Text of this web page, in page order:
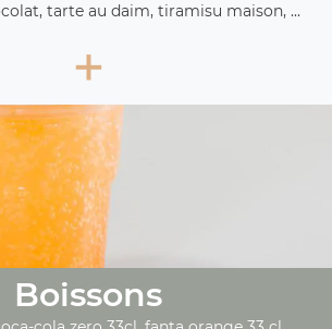
tarte au daim, tiramisu maison, ...
+
Boissons